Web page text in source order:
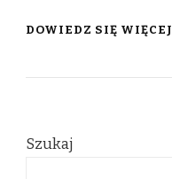
DOWIEDZ SIĘ WIĘCEJ
Szukaj